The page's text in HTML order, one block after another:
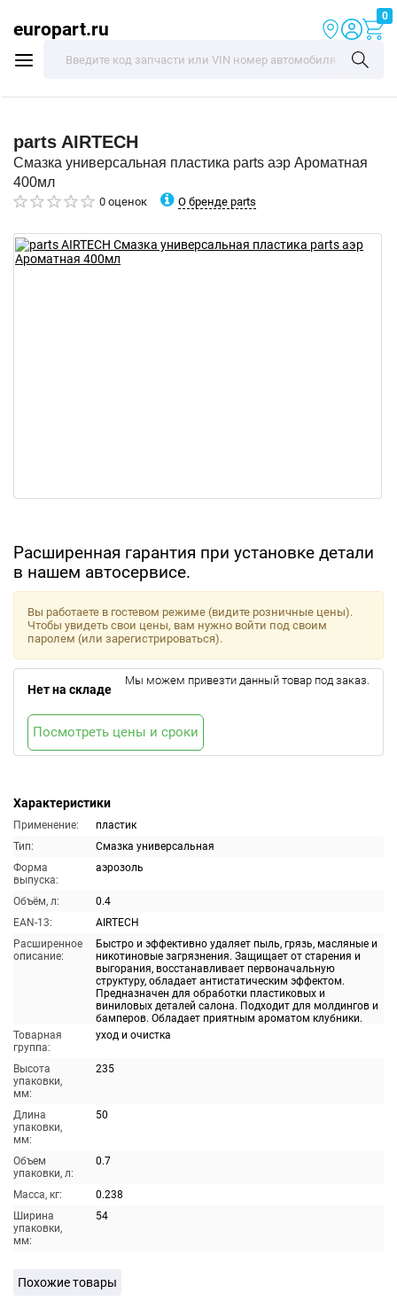
europart.ru
0
parts AIRTECH
Смазка универсальная пластика parts аэр Ароматная
400мл
0 оценок О бренде parts
Расширенная гарантия при установке детали
в нашем автосервисе.
Характеристики
Применение:
пластик
Тип:
Смазка универсальная
Форма
выпуска:
аэрозоль
Объём, л:
0.4
EAN-13:
AIRTECH
Расширенное
описание:
Быстро и эффективно удаляет пыль, грязь, масляные и
никотиновые загрязнения. Защищает от старения и
выгорания, восстанавливает первоначальную
структуру, обладает антистатическим эффектом.
Предназначен для обработки пластиковых и
виниловых деталей салона. Подходит для молдингов и
бамперов. Обладает приятным ароматом клубники.
Товарная
группа:
уход и очистка
Высота
упаковки,
мм:
235
Длина
упаковки,
мм:
50
Объем
упаковки, л:
0.7
Масса, кг:
0.238
Ширина
упаковки,
мм:
54
Вы работаете в гостевом режиме (видите розничные цены).
Чтобы увидеть свои цены, вам нужно войти под своим
паролем (или зарегистрироваться).
Нет на складе
Мы можем привезти данный товар под заказ.
Посмотреть цены и сроки
Похожие товары